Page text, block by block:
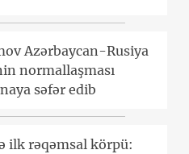
Azərbaycan-Rusiya
normallaşması
səfər edib
ilk rəqəmsal körpü: